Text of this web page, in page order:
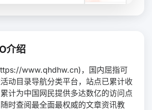
介绍
www.qhdhw.cn)，国内屈指可
动目录导航分类平台，站点已累计收
计为中国网民提供多达数亿的访问点
时查阅最全面最权威的文章资讯教